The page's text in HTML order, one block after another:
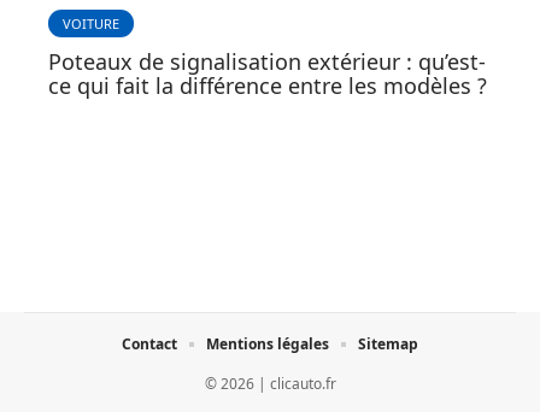
VOITURE
Poteaux de signalisation extérieur : qu’est-
ce qui fait la différence entre les modèles ?
© 2026 | clicauto.fr
Contact Mentions légales Sitemap